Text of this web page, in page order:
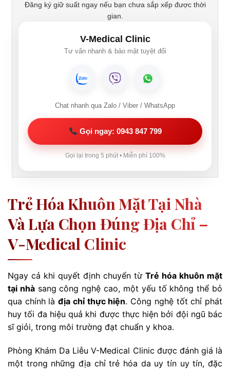
Đăng ký giữ suất ngay nếu bạn chưa sắp xếp được thời
gian.
V-Medical Clinic
Tư vấn nhanh & bảo mật tuyệt đối
Chat nhanh qua Zalo / Viber / WhatsApp
Gọi ngay: 0943 847 799
Gọi lại trong 5 phút • Miễn phí 100%
Trẻ Hóa Khuôn Mặt Tại Nhà
Và Lựa Chọn Đúng Địa Chỉ –
V-Medical Clinic
Ngay cả khi quyết định chuyển từ Trẻ hóa khuôn mặt
tại nhàsang công nghệ cao, một yếu tố không thể bỏ
qua chính làđịa chỉ thực hiện. Công nghệ tốt chỉ phát
huy tối đa hiệu quả khi được thực hiện bởi đội ngũ bác
sĩ giỏi, trong môi trường đạt chuẩn y khoa.
Phòng Khám Da Liễu V-Medical Clinic được đánh giá là
một trong những địa chỉ trẻ hóa da uy tín uy tín, đặc